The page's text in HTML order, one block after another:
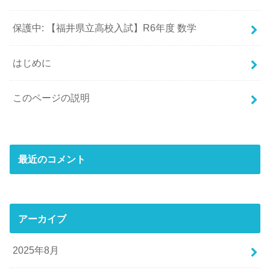
保護中: 【福井県立高校入試】R6年度 数学
はじめに
このページの説明
最近のコメント
アーカイブ
2025年8月